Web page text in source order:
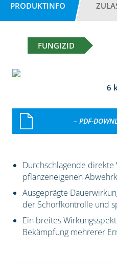
PRODUKTINFO
FUNGIZID
6
– PDF-
Durchschlagende
pflanzeneigenen
Ausgeprägte
der Schorfkontrolle und
Ein breites
Bekämpfung mehrerer